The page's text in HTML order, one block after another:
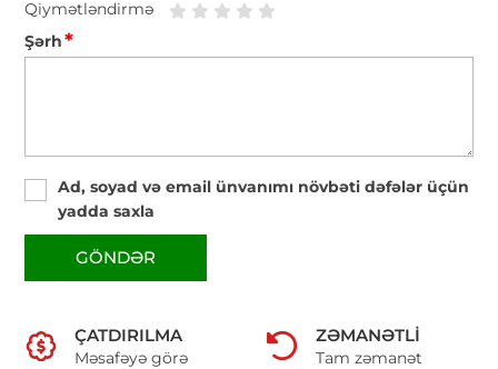
Qiymətləndirmə
Şərh*
Ad, soyad və email ünvanımı növbəti dəfələr üçün
yadda saxla
GÖNDƏR
ÇATDIRILMA
Məsafəyə görə
ZƏMANƏTLI
Tam zəmanət